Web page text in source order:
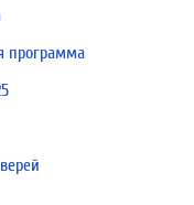
программа